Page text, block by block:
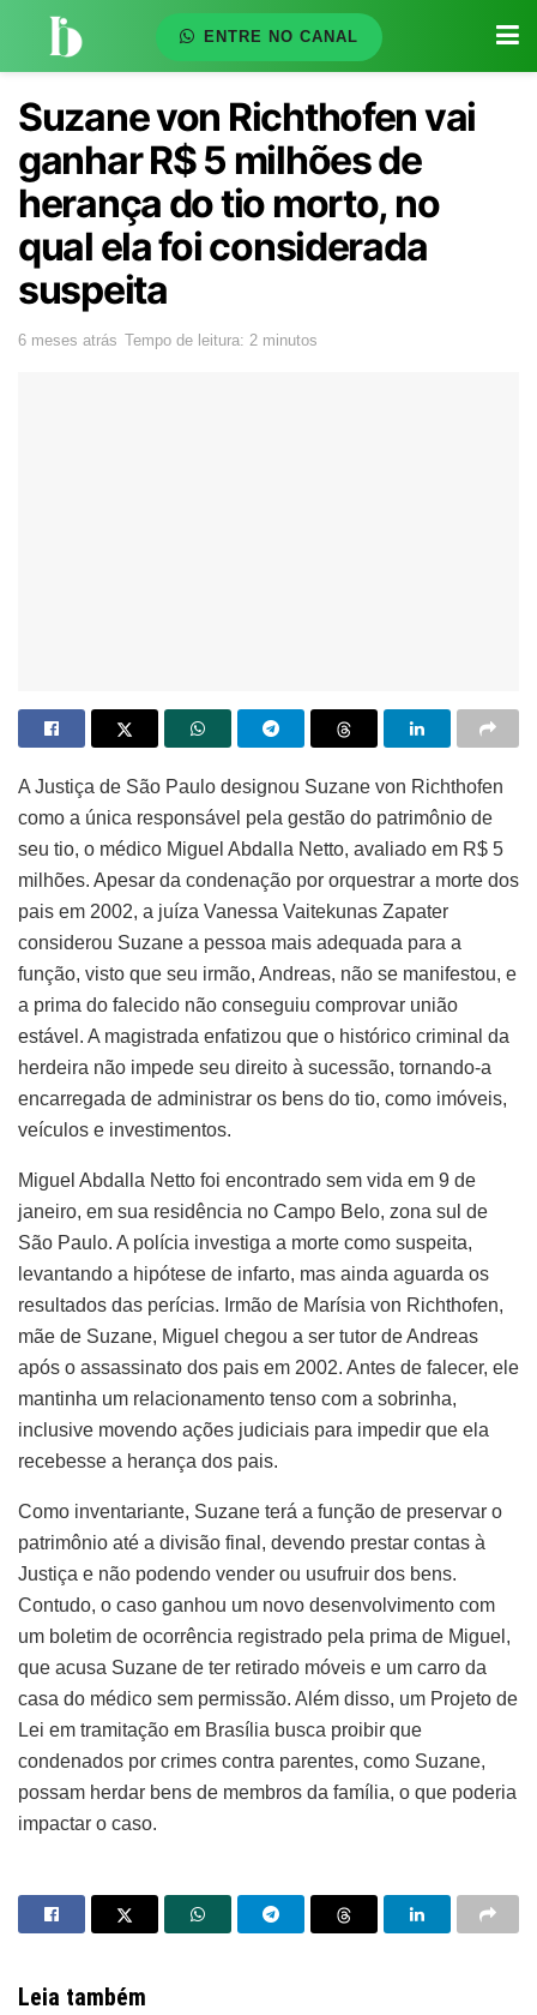
ENTRE NO CANAL
Suzane von Richthofen vai
ganhar R$ 5 milhões de
herança do tio morto, no
qual ela foi considerada
suspeita
6 meses atrás Tempo de leitura: 2 minutos
A Justiça de São Paulo designou Suzane von Richthofen
como a única responsável pela gestão do patrimônio de
seu tio, o médico Miguel Abdalla Netto, avaliado em R$ 5
milhões. Apesar da condenação por orquestrar a morte dos
pais em 2002, a juíza Vanessa Vaitekunas Zapater
considerou Suzane a pessoa mais adequada para a
função, visto que seu irmão, Andreas, não se manifestou, e
a prima do falecido não conseguiu comprovar união
estável. A magistrada enfatizou que o histórico criminal da
herdeira não impede seu direito à sucessão, tornando-a
encarregada de administrar os bens do tio, como imóveis,
veículos e investimentos.
Miguel Abdalla Netto foi encontrado sem vida em 9 de
janeiro, em sua residência no Campo Belo, zona sul de
São Paulo. A polícia investiga a morte como suspeita,
levantando a hipótese de infarto, mas ainda aguarda os
resultados das perícias. Irmão de Marísia von Richthofen,
mãe de Suzane, Miguel chegou a ser tutor de Andreas
após o assassinato dos pais em 2002. Antes de falecer, ele
mantinha um relacionamento tenso com a sobrinha,
inclusive movendo ações judiciais para impedir que ela
recebesse a herança dos pais.
Como inventariante, Suzane terá a função de preservar o
patrimônio até a divisão final, devendo prestar contas à
Justiça e não podendo vender ou usufruir dos bens.
Contudo, o caso ganhou um novo desenvolvimento com
um boletim de ocorrência registrado pela prima de Miguel,
que acusa Suzane de ter retirado móveis e um carro da
casa do médico sem permissão. Além disso, um Projeto de
Lei em tramitação em Brasília busca proibir que
condenados por crimes contra parentes, como Suzane,
possam herdar bens de membros da família, o que poderia
impactar o caso.
Leia também